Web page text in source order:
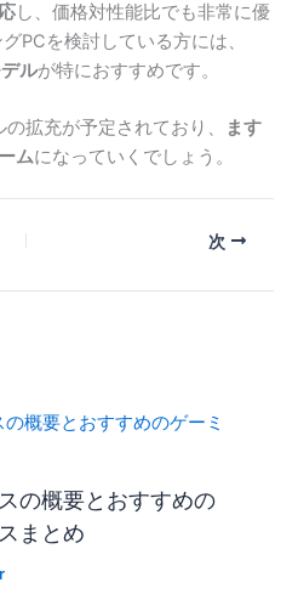
し、価格対性能比でも非常に優
PCを検討している方には、
ルが特におすすめです。
拡充が予定されており、
ます
ムになっていくでしょう。
次
の概要とおすすめの
まとめ